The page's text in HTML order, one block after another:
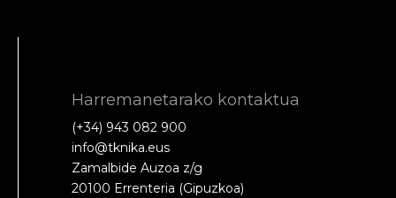
Harremanetarako kontaktua
(+34) 943 082 900
info@tknika.eus
Zamalbide Auzoa z/g
20100 Errenteria (Gipuzkoa)